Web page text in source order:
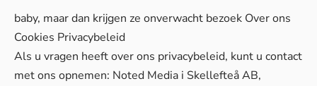
baby, maar dan krijgen ze onverwacht bezoek Over ons
Cookies Privacybeleid
Als u vragen heeft over ons privacybeleid, kunt u contact
met ons opnemen: Noted Media i Skellefteå AB,